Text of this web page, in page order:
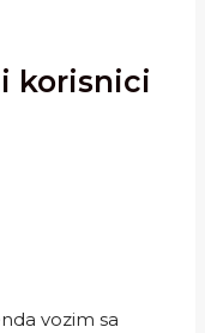
korisnici
vozim sa